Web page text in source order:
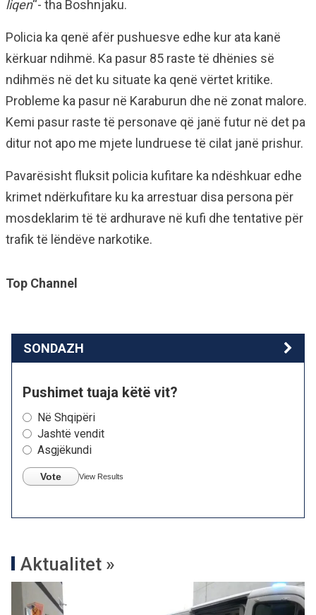
liqen“- tha Boshnjaku.
Policia ka qenë afër pushuesve edhe kur ata kanë
kërkuar ndihmë. Ka pasur 85 raste të dhënies së
ndihmës në det ku situate ka qenë vërtet kritike.
Probleme ka pasur në Karaburun dhe në zonat malore.
Kemi pasur raste të personave që janë futur në det pa
ditur not apo me mjete lundruese të cilat janë prishur.
Pavarësisht fluksit policia kufitare ka ndëshkuar edhe
krimet ndërkufitare ku ka arrestuar disa persona për
mosdeklarim të të ardhurave në kufi dhe tentative për
trafik të lëndëve narkotike.
Top Channel
SONDAZH
Pushimet tuaja këtë vit?
Në Shqipëri
Jashtë vendit
Asgjëkundi
Vote View Results
Aktualitet »